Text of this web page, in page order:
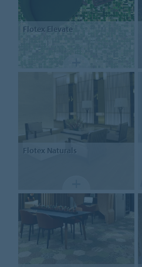
FlotexElevate
Flotex Naturals